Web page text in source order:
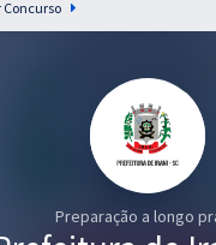
saúde do Brasil
Concurso
Preparação a longo